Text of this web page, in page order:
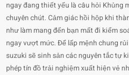
ngay đang thiết yếu là câu hỏi Khủng
chuyên chút. Cảm giác hồi hộp khi
như làm mang đến bạn mất đi kiểm
ngay vượt mức. Để lấp mệnh chung
suzuki sẽ sinh sản các nguyên tắc tự
phép tín đồ trải nghiệm xuất hiện vẻ